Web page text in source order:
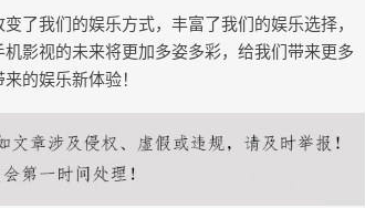
了我们的娱乐方式，丰富了我们的娱乐选择，
影视的未来将更加多姿多彩，给我们带来更多
的娱乐新体验！